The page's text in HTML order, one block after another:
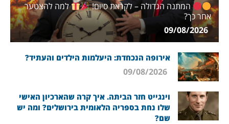
המתנה הגדולה – לקראת סיום!
למה להצטער
אחר כך?
אירופה הנכחדת: היעלמות הילדים והעתיד?
וינגייט חזר הביתה. איך קרה שהארכיון האישי
שלו נחת בספריה הלאומית בירושלים? ומה יש
שם?